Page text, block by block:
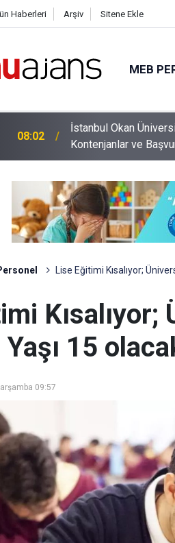
Haberleri Arşiv Sitene Ekle
MEB
23:13 Bakan Tekin ve 81
Lise Eğitimi Kısalıyor;
Kısalıyor;
15
09:57